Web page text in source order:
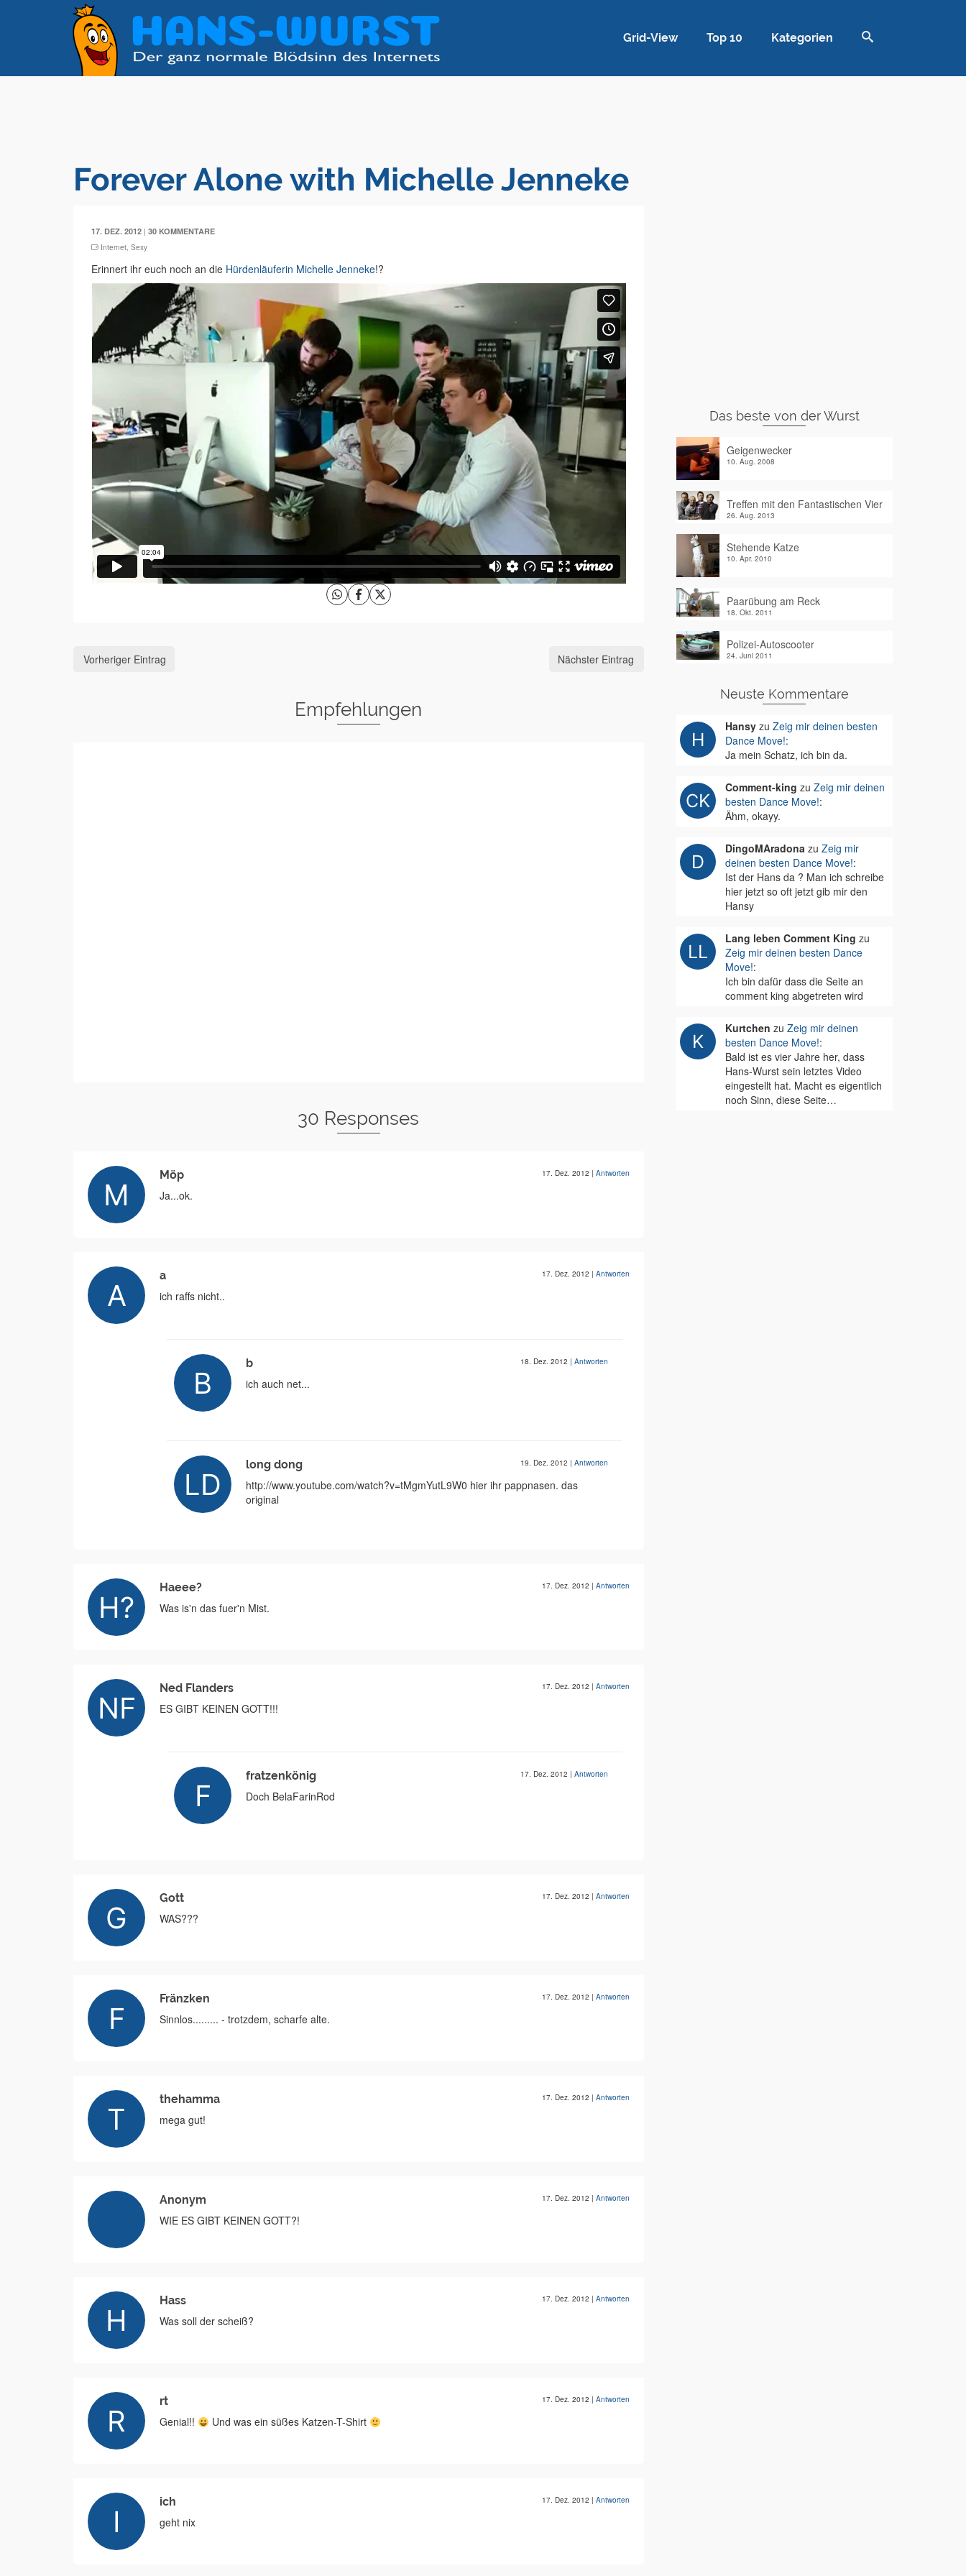
Grid-View Top 10 Kategorien
Forever Alone with Michelle Jenneke
17. DEZ. 2012 | 30 KOMMENTARE
Internet, Sexy
Erinnert ihr euch noch an die Hürdenläuferin Michelle Jenneke!?
Vorheriger Eintrag Nächster Eintrag
Empfehlungen
30 Responses
Möp 17. Dez. 2012 | Antworten
Ja...ok.
a 17. Dez. 2012 | Antworten
ich raffs nicht..
b 18. Dez. 2012 | Antworten
ich auch net...
long dong 19. Dez. 2012 | Antworten
http://www.youtube.com/watch?v=tMgmYutL9W0 hier ihr pappnasen. das
original
Haeee? 17. Dez. 2012 | Antworten
Was is'n das fuer'n Mist.
Ned Flanders 17. Dez. 2012 | Antworten
ES GIBT KEINEN GOTT!!!
fratzenkönig 17. Dez. 2012 | Antworten
Doch BelaFarinRod
Gott 17. Dez. 2012 | Antworten
WAS???
Fränzken 17. Dez. 2012 | Antworten
Sinnlos......... - trotzdem, scharfe alte.
thehamma 17. Dez. 2012 | Antworten
mega gut!
Anonym 17. Dez. 2012 | Antworten
WIE ES GIBT KEINEN GOTT?!
Hass 17. Dez. 2012 | Antworten
Was soll der scheiß?
rt 17. Dez. 2012 | Antworten
Genial!! Und was ein süßes Katzen-T-Shirt
ich 17. Dez. 2012 | Antworten
geht nix
Das beste von der Wurst
Geigenwecker
10. Aug. 2008
Treffen mit den Fantastischen Vier
26. Aug. 2013
Stehende Katze
10. Apr. 2010
Paarübung am Reck
18. Okt. 2011
Polizei-Autoscooter
24. Juni 2011
Neuste Kommentare
Hansyzu Zeig mir deinen besten
Dance Move!:
Ja mein Schatz, ich bin da.
Comment-king zu Zeig mir deinen
besten Dance Move!:
Ähm, okayy.
DingoMAradonazu Zeig mir
deinen besten Dance Move!:
Ist der Hans da ? Man ich schreibe
hier jetzt so oft jetzt gib mir den
Hansy
Lang leben Comment King zu
Zeig mir deinen besten Dance
Move!:
Ich bin dafür dass die Seite an
comment king abgetreten wird
Kurtchen zu Zeig mir deinen
besten Dance Move!:
Bald ist es vier Jahre her, dass
Hans-Wurst sein letztes Video
eingestellt hat. Macht es eigentlich
noch Sinn, diese Seite…